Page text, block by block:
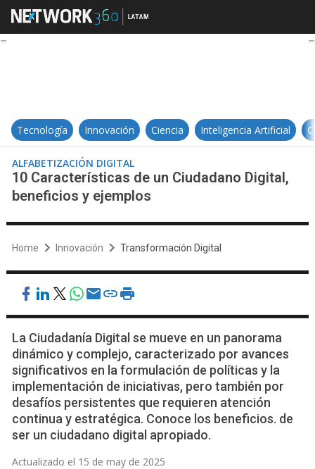
10 Características de un
Tecnología Innovación Ciencia Inteligencia Artificial
ALFABETIZACIÓN DIGITAL
10 Características de un Ciudadano Digital,
beneficios y ejemplos
Home Innovación Transformación Digital
La Ciudadanía Digital se mueve en un panorama
dinámico y complejo, caracterizado por avances
significativos en la formulación de políticas y la
implementación de iniciativas, pero también por
desafíos persistentes que requieren atención
continua y estratégica. Conoce los beneficios. de
ser un ciudadano digital apropiado.
Actualizado el 15 de may de 2025